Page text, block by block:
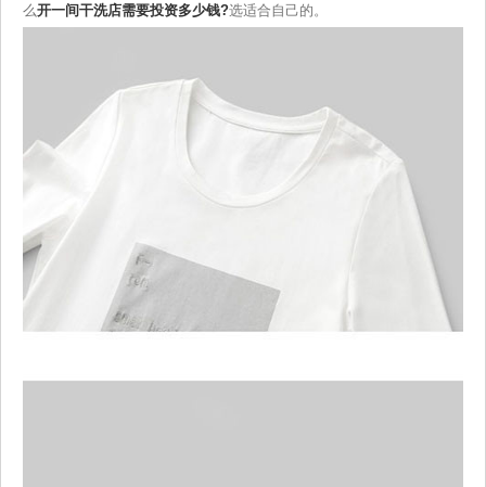
么开一间干洗店需要投资多少钱?选适合自己的。